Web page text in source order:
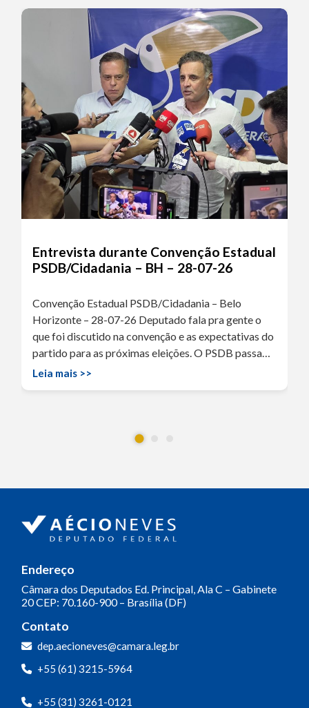
Entrevista durante Convenção Estadual
PSDB/Cidadania – BH – 28-07-26
Convenção Estadual PSDB/Cidadania – Belo
Horizonte – 28-07-26 Deputado fala pra gente o
que foi discutido na convenção e as expectativas do
partido para as próximas eleições. O PSDB passa…
Leia mais >>
Endereço
Câmara dos Deputados Ed. Principal, Ala C – Gabinete
20CEP: 70.160-900 – Brasília (DF)
Contato
dep.aecioneves@camara.leg.br
+55 (61) 3215-5964
+55 (31) 3261-0121